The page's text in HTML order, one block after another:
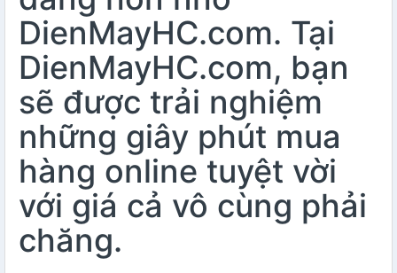
DienMayHC.com. Tại
DienMayHC.com, bạn
sẽ được trải nghiệm
những giây phút mua
hàng online tuyệt vời
với giá cả vô cùng phải
chăng.